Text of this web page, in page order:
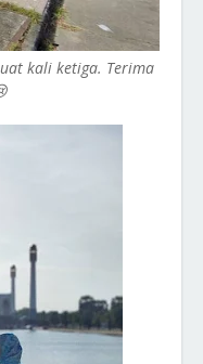
kali ketiga. Terima